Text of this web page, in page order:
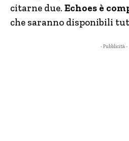
citarne due. Echoes è
che saranno disponibili
- Pubblicità -